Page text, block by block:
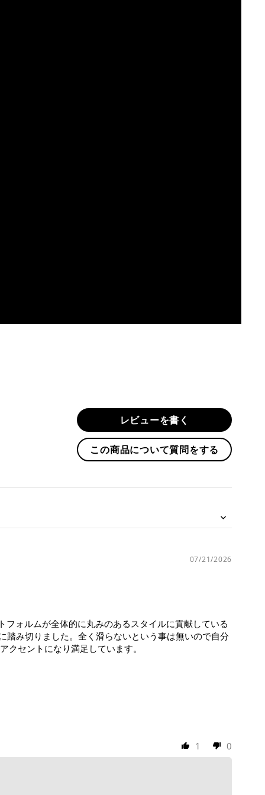
レビューを書く
この商品について質問をする
07/21/2026
ォルムが全体的に丸みのあるスタイルに貢献している
み切りました。全く滑らないという事は無いので自分
セントになり満足しています。
1 0